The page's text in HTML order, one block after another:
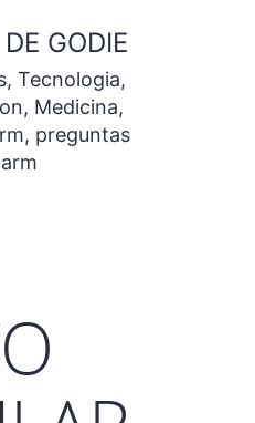
GODIE
Tecnologia,
Medicina,
preguntas